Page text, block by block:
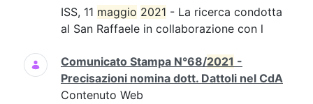
ISS, 11 maggio 2021 - La ricerca condotta
al San Raffaele in collaborazione con l
Comunicato Stampa N°68/2021 -
Precisazioni nomina dott. Dattoli nel CdA
Contenuto Web